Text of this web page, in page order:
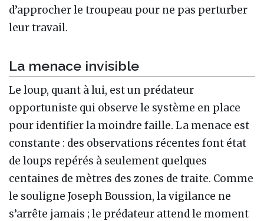
d’approcher le troupeau pour ne pas perturber
leur travail.
La menace invisible
Le loup, quant à lui, est un prédateur
opportuniste qui observe le système en place
pour identifier la moindre faille. La menace est
constante : des observations récentes font état
de loups repérés à seulement quelques
centaines de mètres des zones de traite. Comme
le souligne Joseph Boussion, la vigilance ne
s’arrête jamais ; le prédateur attend le moment